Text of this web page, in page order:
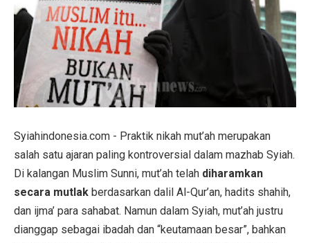
Syiahindonesia.com - Praktik nikah mut’ah merupakan
salah satu ajaran paling kontroversial dalam mazhab Syiah.
Di kalangan Muslim Sunni, mut’ah telah diharamkan
secara mutlak berdasarkan dalil Al-Qur’an, hadits shahih,
dan ijma’ para sahabat. Namun dalam Syiah, mut’ah justru
dianggap sebagai ibadah dan “keutamaan besar”, bahkan